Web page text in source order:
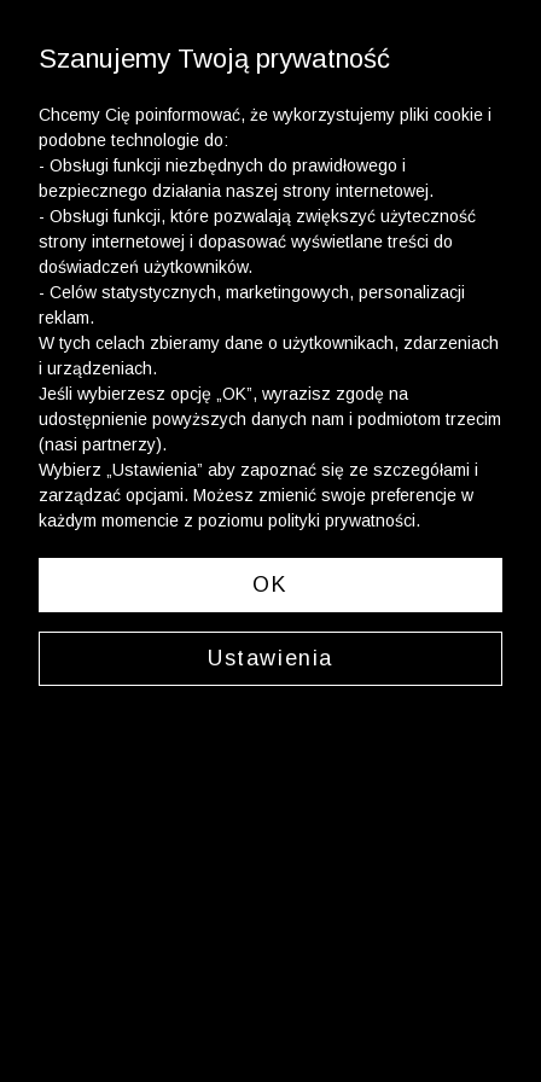
Szanujemy Twoją prywatność
Chcemy Cię poinformować, że wykorzystujemy pliki cookie i
podobne technologie do:
- Obsługi funkcji niezbędnych do prawidłowego i
bezpiecznego działania naszej strony internetowej.
- Obsługi funkcji, które pozwalają zwiększyć użyteczność
strony internetowej i dopasować wyświetlane treści do
doświadczeń użytkowników.
- Celów statystycznych, marketingowych, personalizacji
reklam.
W tych celach zbieramy dane o użytkownikach, zdarzeniach
i urządzeniach.
Jeśli wybierzesz opcję „OK”, wyrazisz zgodę na
udostępnienie powyższych danych nam i podmiotom trzecim
(nasi partnerzy).
Wybierz „Ustawienia” aby zapoznać się ze szczegółami i
zarządzać opcjami. Możesz zmienić swoje preferencje w
każdym momencie z poziomu polityki prywatności.
OK
Ustawienia